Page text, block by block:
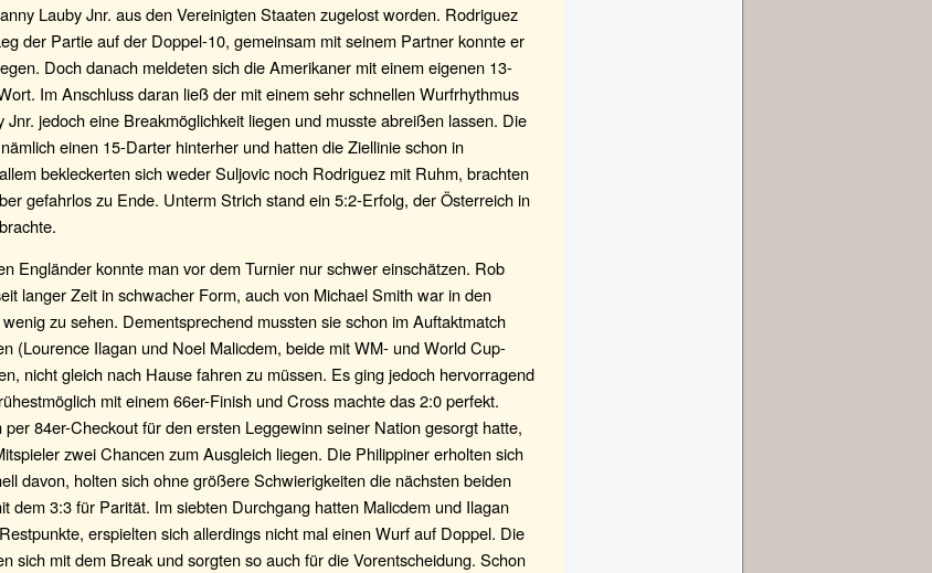
Lauby Jnr. aus den Vereinigten Staaten zugelost worden. Rodriguez
der Partie auf der Doppel-10, gemeinsam mit seinem Partner konnte er
Doch danach meldeten sich die Amerikaner mit einem eigenen 13-
Im Anschluss daran ließ der mit einem sehr schnellen Wurfrhythmus
Jnr. jedoch eine Breakmöglichkeit liegen und musste abreißen lassen. Die
einen 15-Darter hinterher und hatten die Ziellinie schon in
bekleckerten sich weder Suljovic noch Rodriguez mit Ruhm, brachten
gefahrlos zu Ende. Unterm Strich stand ein 5:2-Erfolg, der Österreich in
Engländer konnte man vor dem Turnier nur schwer einschätzen. Rob
langer Zeit in schwacher Form, auch von Michael Smith war in den
zu sehen. Dementsprechend mussten sie schon im Auftaktmatch
(Lourence Ilagan und Noel Malicdem, beide mit WM- und World Cup-
nicht gleich nach Hause fahren zu müssen. Es ging jedoch hervorragend
mit einem 66er-Finish und Cross machte das 2:0 perfekt.
per 84er-Checkout für den ersten Leggewinn seiner Nation gesorgt hatte,
zwei Chancen zum Ausgleich liegen. Die Philippiner erholten sich
davon, holten sich ohne größere Schwierigkeiten die nächsten beiden
dem 3:3 für Parität. Im siebten Durchgang hatten Malicdem und Ilagan
erspielten sich allerdings nicht mal einen Wurf auf Doppel. Die
sich mit dem Break und sorgten so auch für die Vorentscheidung. Schon